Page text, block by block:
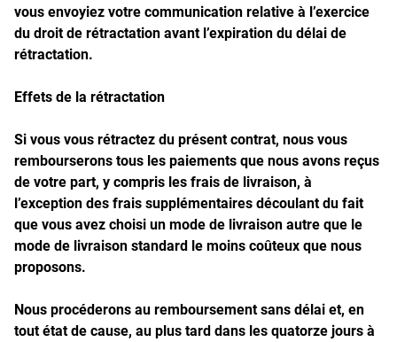
vous envoyiez votre communication relative à l’exercice
du droit de rétractation avant l’expiration du délai de
rétractation.
Effets de la rétractation
Si vous vous rétractez du présent contrat, nous vous
rembourserons tous les paiements que nous avons reçus
de votre part, y compris les frais de livraison, à
l’exception des frais supplémentaires découlant du fait
que vous avez choisi un mode de livraison autre que le
mode de livraison standard le moins coûteux que nous
proposons.
Nous procéderons au remboursement sans délai et, en
tout état de cause, au plus tard dans les quatorze jours à